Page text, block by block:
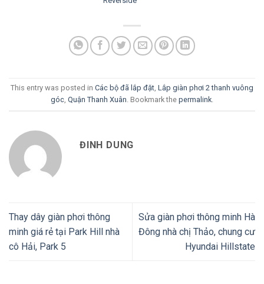
This entry was posted in Các bộ đã lắp đặt Lắp giàn phơi 2 thanh vuông
góc Quận Thanh Xuân . Bookmark the permalink
ĐINH DUNG
Thay dây giàn phơi thông
minh giá rẻ tại Park Hill nhà
cô Hải, Park 5
Sửa giàn phơi thông minh Hà
Đông nhà chị Thảo, chung cư
Hyundai Hillstate